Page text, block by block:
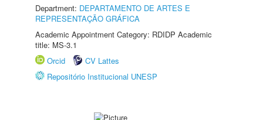
Department: DEPARTAMENTO DE ARTES E
REPRESENTAÇÃO GRÁFICA
Academic Appointment Category: RDIDP Academic
title: MS-3.1
Orcid
CV Lattes
Repositório Institucional UNESP